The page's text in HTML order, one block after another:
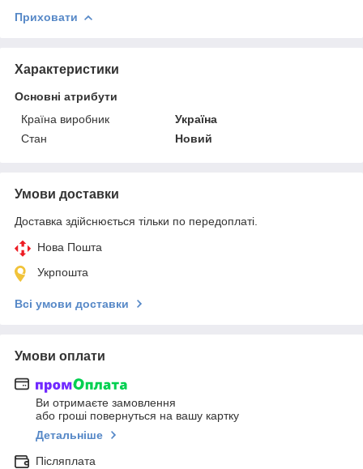
Приховати
Характеристики
Основні атрибути
Країна виробник
Україна
Стан
Новий
Умови доставки
Доставка здійснюється тільки по передоплаті.
Нова Пошта
Укрпошта
Всі умови доставки
Умови оплати
Ви отримаєте замовлення
або гроші повернуться на вашу картку
Детальніше
Післяплата